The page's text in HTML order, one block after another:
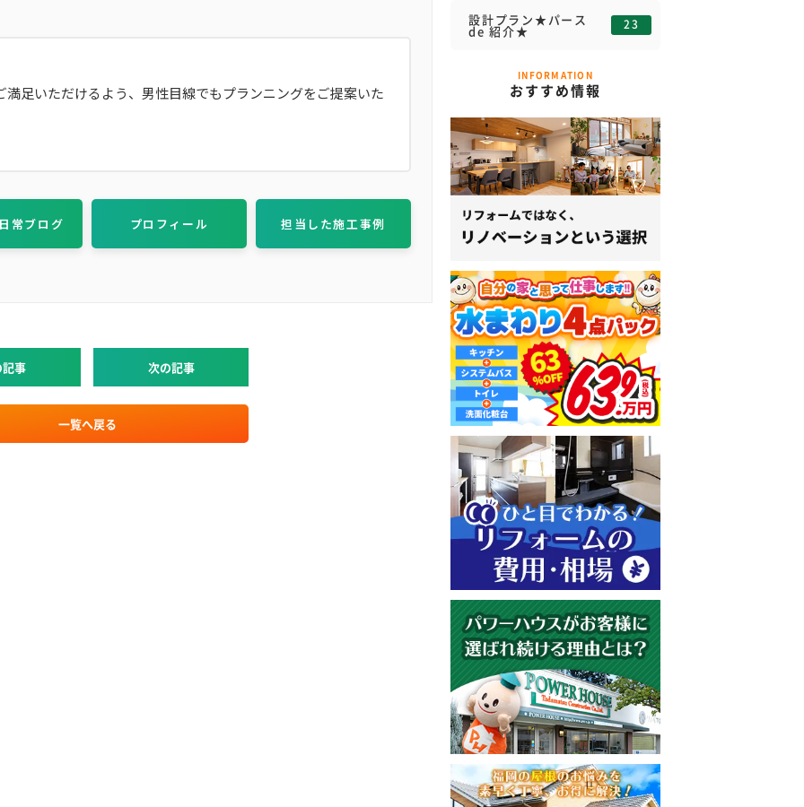
満足いただけるよう、男性目線でもプランニングをご提案いた
常ブログ プロフィール 担当した施工事例
事 次の記事
一覧へ戻る
設計プラン★パース
de 紹介★ 23
INFORMATION
おすすめ情報